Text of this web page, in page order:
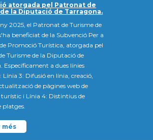
atorgada pel Patronat de
la Diputació de Tarragona.
2025, el Patronat de Turisme de
beneficiat de la Subvenció Per a
Promoció Turística, atorgada pel
Turisme de la Diputació de
Específicament a dues línies
Línia 3: Difusió en línia, creació,
de pàgines web de
i Línia 4: Distintius de
més